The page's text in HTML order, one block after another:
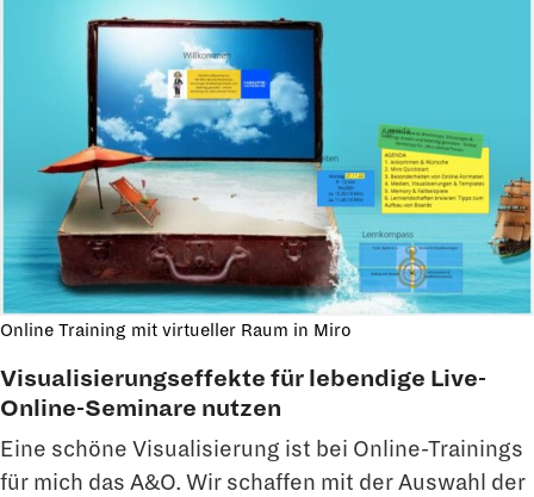
Online Training mit virtueller Raum in Miro
Visualisierungseffekte für lebendige Live-
Online-Seminare nutzen
Eine schöne Visualisierung ist bei Online-Trainings
für mich das A&O. Wir schaffen mit der Auswahl der